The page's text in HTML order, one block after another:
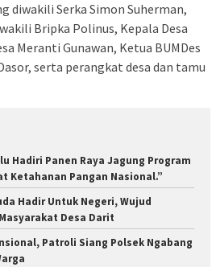
diwakili Serka Simon Suherman,
Bripka Polinus, Kepala Desa
Meranti Gunawan, Ketua BUMDes
serta perangkat desa dan tamu
Hadiri Panen Raya Jagung Program
Ketahanan Pangan Nasional.”
Hadir Untuk Negeri, Wujud
Desa Darit
Patroli Siang Polsek Ngabang